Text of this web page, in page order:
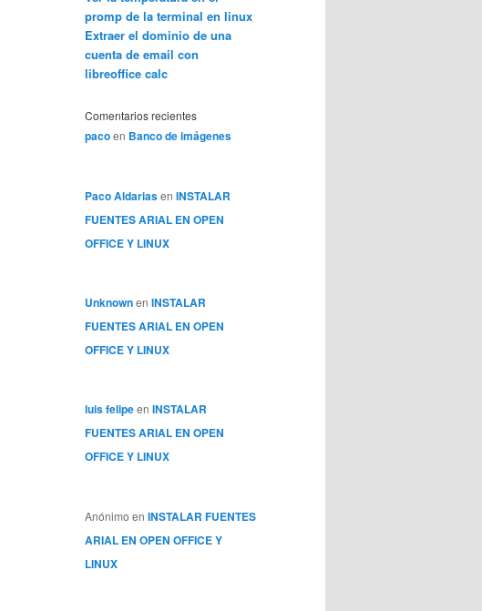
promp de la terminal en linux
Extraer el dominio de una
cuenta de email con
libreoffice calc
Comentarios recientes
pacoen Banco de imágenes
Paco Aldariasen INSTALAR
FUENTES ARIAL EN OPEN
OFFICE Y LINUX
Unknownen INSTALAR
FUENTES ARIAL EN OPEN
OFFICE Y LINUX
luis felipeen INSTALAR
FUENTES ARIAL EN OPEN
OFFICE Y LINUX
Anónimo en INSTALAR FUENTES
ARIAL EN OPEN OFFICE Y
LINUX